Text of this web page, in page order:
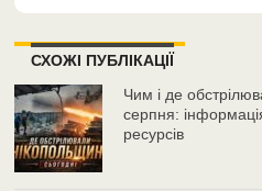
СХОЖІ ПУБЛІКАЦІЇ
Чим і де
серпня:
ресурсів